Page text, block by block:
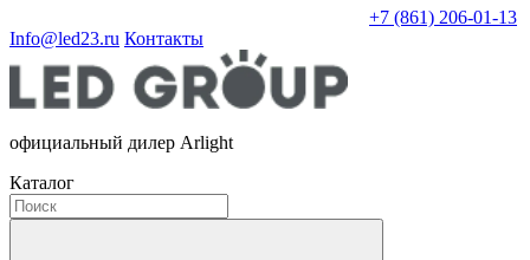
+7 (861) 206-01-13
Info@led23.ru Контакты
официальный дилер Arlight
Каталог